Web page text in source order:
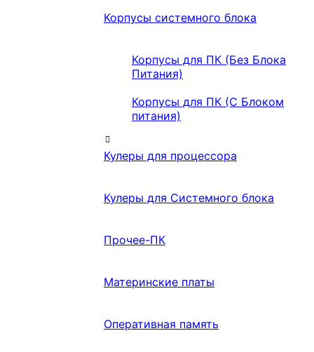
Корпусы системного блока
Корпусы для ПК (Без Блока
Питания)
Корпусы для ПК (С Блоком
питания)
Кулеры для процессора
Кулеры для Системного блока
Прочее-ПК
Материнские платы
Оперативная память